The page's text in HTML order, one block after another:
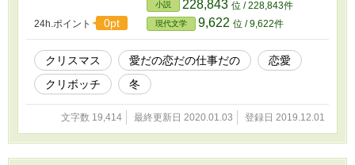
24h.ポイント 0pt
小説 228,843 位 / 228,843件
現代文学 9,622 位 / 9,622件
クリスマス 愛だの恋だの仕事だの
恋愛
クリボッチ
冬
文字数 19,414 最終更新日 2020.01.03 登録日 2019.12.01